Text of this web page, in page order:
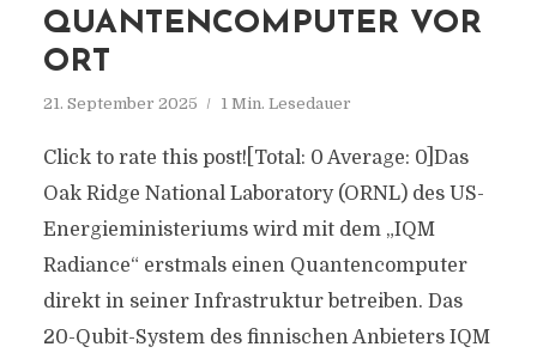
QUANTENCOMPUTER VOR
ORT
21. September 2025 1 Min. Lesedauer
Click to rate this post![Total: 0 Average: 0]Das
Oak Ridge National Laboratory (ORNL) des US-
Energieministeriums wird mit dem „IQM
Radiance“ erstmals einen Quantencomputer
direkt in seiner Infrastruktur betreiben. Das
20-Qubit-System des finnischen Anbieters IQM